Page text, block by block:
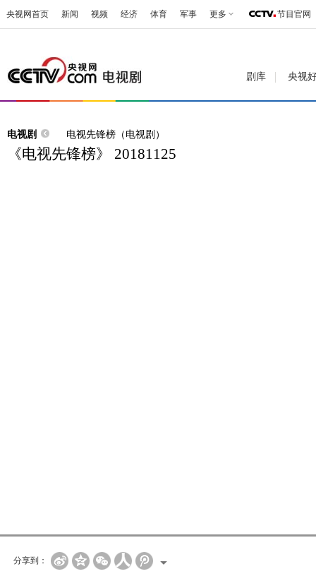
央视网首页 新闻 视频 经济 体育 军事 更多 节目官网
剧库 央视
电视剧 电视先锋榜（电视剧）
《电视先锋榜》 20181125
分享到：